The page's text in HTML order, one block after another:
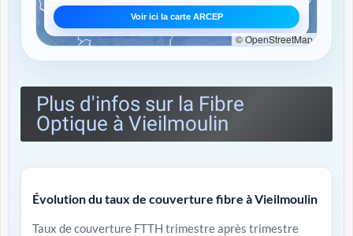
Voir ici la carte ARCEP
© OpenStreetMap
Plus d'infos sur la Fibre
Optique à Vieilmoulin
Évolution du taux de couverture fibre à Vieilmoulin
Taux de couverture FTTH trimestre après trimestre